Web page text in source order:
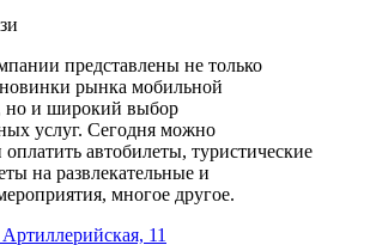
представлены не только
рынка мобильной
но и широкий выбор
услуг. Сегодня можно
автобилеты, туристические
на развлекательные и
многое другое.